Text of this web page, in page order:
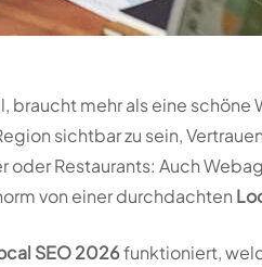
braucht mehr als eine schöne
sichtbar zu sein,
oder Restaurants: Auch
von einer durchdachten
SEO 2026funktioniert,